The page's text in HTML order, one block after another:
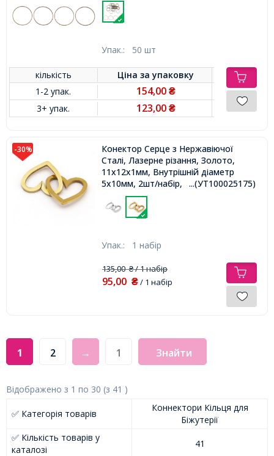
Упак.: 50 шт
кількість Ціна заупаковку
1-2 упак.
154,00 ₴
3+ упак. 123,00 ₴
-30%
Конектор Серце з Нержавіючої
Сталі, Лазерне різання, Золото,
11x12x1мм, Внутрішній діаметр
5х10мм, 2шт/набір,
...(УТ100025175)
Упак.: 1 набір
135,00₴/ 1 набір
95,00 ₴/ 1 набір
1 2 → Знайти
Відображено з 1 по 30 (з 41 )
✅ Категорія товарів
Коннектори Кільця для
Біжутерії
✅ Кількість товарів у
каталозі
41